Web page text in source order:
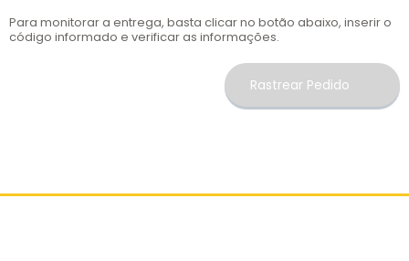
Para monitorar a entrega, basta clicar no botão abaixo, inserir o
código informado e verificar as informações.
Rastrear Pedido